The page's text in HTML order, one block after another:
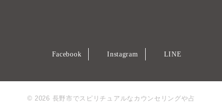
Facebook Instagram LINE
© 2026 長野市でスピリチュアルなカウンセリングや占